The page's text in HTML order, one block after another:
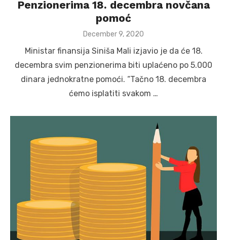
Penzionerima 18. decembra novčana
pomoć
Posted
December 9, 2020
Ministar finansija Siniša Mali izjavio je da će 18.
decembra svim penzionerima biti uplaćeno po 5.000
dinara jednokratne pomoći. “Tačno 18. decembra
ćemo isplatiti svakom …